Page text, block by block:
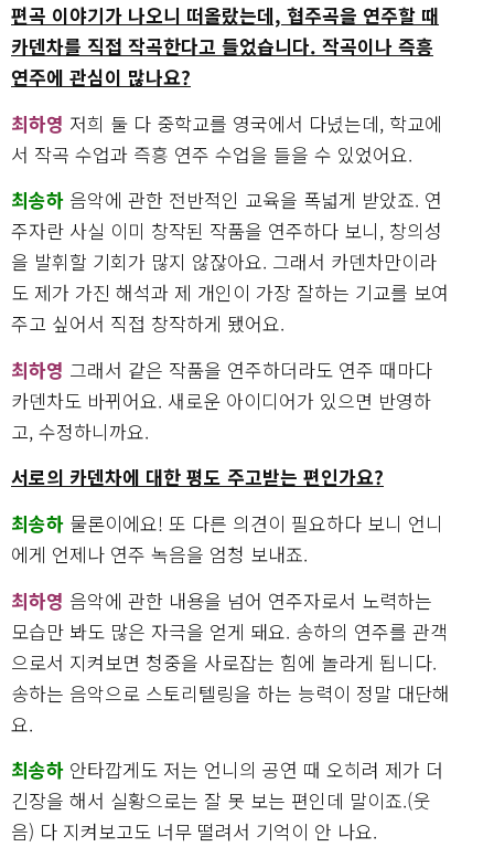
편곡 이야기가 나오니 떠올랐는데, 협주곡을 연주할 때
카덴차를 직접 작곡한다고 들었습니다. 작곡이나 즉흥
연주에 관심이 많나요?
최하영 저희 둘 다 중학교를 영국에서 다녔는데, 학교에
서 작곡 수업과 즉흥 연주 수업을 들을 수 있었어요.
최송하 음악에 관한 전반적인 교육을 폭넓게 받았죠. 연
주자란 사실 이미 창작된 작품을 연주하다 보니, 창의성
을 발휘할 기회가 많지 않잖아요. 그래서 카덴차만이라
도 제가 가진 해석과 제 개인이 가장 잘하는 기교를 보여
주고 싶어서 직접 창작하게 됐어요.
최하영 그래서 같은 작품을 연주하더라도 연주 때마다
카덴차도 바뀌어요. 새로운 아이디어가 있으면 반영하
고, 수정하니까요.
서로의 카덴차에 대한 평도 주고받는 편인가요?
최송하 물론이에요! 또 다른 의견이 필요하다 보니 언니
에게 언제나 연주 녹음을 엄청 보내죠.
최하영 음악에 관한 내용을 넘어 연주자로서 노력하는
모습만 봐도 많은 자극을 얻게 돼요. 송하의 연주를 관객
으로서 지켜보면 청중을 사로잡는 힘에 놀라게 됩니다.
송하는 음악으로 스토리텔링을 하는 능력이 정말 대단해
요.
최송하 안타깝게도 저는 언니의 공연 때 오히려 제가 더
긴장을 해서 실황으로는 잘 못 보는 편인데 말이죠.(웃
음) 다 지켜보고도 너무 떨려서 기억이 안 나요.